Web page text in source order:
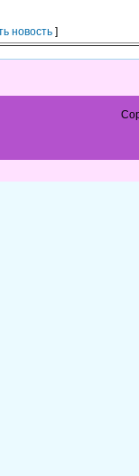
новость ]